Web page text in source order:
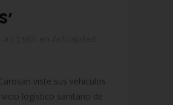
viste sus vehículos
logístico sanitario de